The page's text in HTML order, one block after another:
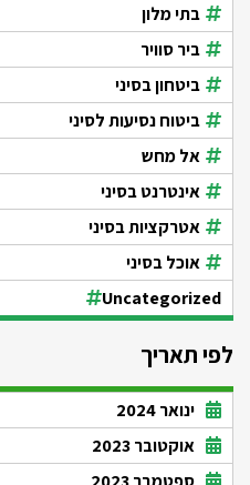
בתי מלון
ביר סוויר
ביטחון בסיני
ביטוח נסיעות לסיני
אל מחש
אינטרנט בסיני
אטרקציות בסיני
אוכל בסיני
Uncategorized
לפי תאריך
ינואר 2024
אוקטובר 2023